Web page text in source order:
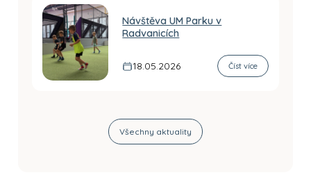
Návštěva UM Parku v
Radvanicích
18.05.2026 Číst více
Všechny aktuality